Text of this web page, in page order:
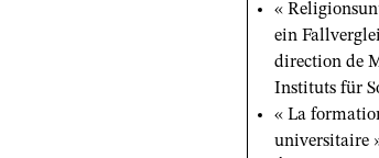
«
ein
direction de
Instituts für
« La
universitaire